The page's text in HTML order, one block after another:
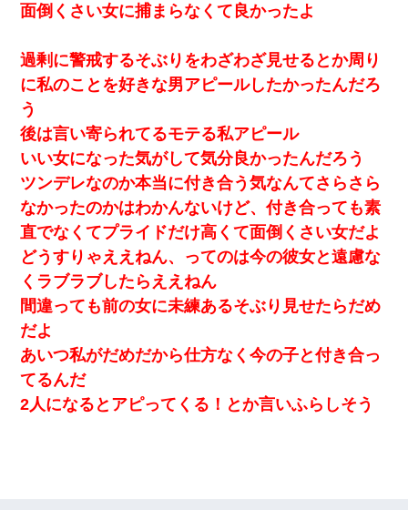
この母親は娘の黒歴史を掘り出さないと死ぬんか？ 死ぬんか？
【GJ!】会社から帰宅中、広い駐車場にエンジンかけっ放しの車を
発見。しかも「ヒィ～」みたいな声も聞こえてきたので気になっ
て近寄ったら女の子がおっさんの下敷きになってた
嫁の妹（26歳）がずっとウチに泊まりに来た結果→俺がヤバイｗ
ｗｗｗｗｗｗｗ
日航機墜落事故の「ここからは日本語で大丈夫ですよ〜」の絶望
感がヤバイ・・・
【まぬけ】夫「離婚だ！」私「わかった。で？」夫「慰謝料
だ！」私「いいけど弁護士通して。私も請求する」夫「」
【衝撃】ある工場に配属すると、女の人がみんな退職してしま
う。会社「仕事がハードだし田舎で娯楽も少ないからキツイの
面倒くさい女に捕まらなくて良かったよ
過剰に警戒するそぶりをわざわざ見せるとか周り
に私のことを好きな男アピールしたかったんだろ
う
後は言い寄られてるモテる私アピール
いい女になった気がして気分良かったんだろう
ツンデレなのか本当に付き合う気なんてさらさら
なかったのかはわかんないけど、付き合っても素
直でなくてプライドだけ高くて面倒くさい女だよ
どうすりゃええねん、ってのは今の彼女と遠慮な
くラブラブしたらええねん
間違っても前の女に未練あるそぶり見せたらだめ
だよ
あいつ私がだめだから仕方なく今の子と付き合っ
てるんだ
2人になるとアピってくる！とか言いふらしそう